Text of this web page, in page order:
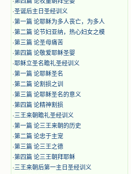
·圣诞后主日圣经训义
·第一篇 论耶稣为多人丧亡，为多人
·第二篇 论节妇亚纳，热心妇女之模
·第三篇 论圣母痛苦
·第四篇 论敬爱耶稣圣婴
·耶稣立圣名瞻礼圣经训义
·第一篇 论耶稣圣名
·第二篇 论割损之训
·第三篇 论耶稣圣名的意义
·第四篇 论精神割损
·三王来朝瞻礼圣经训义
·第一篇 论三王来朝的历史
·第二篇 论忠于主宠
·第三篇 论三王之德
·第四篇 论三王朝拜耶稣
·三王来朝后第一主日圣经训义